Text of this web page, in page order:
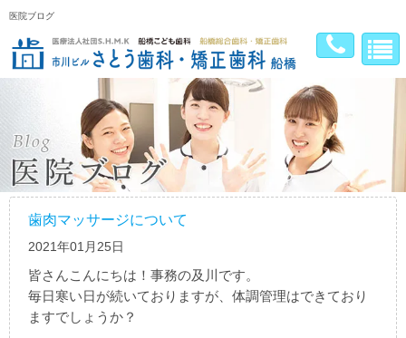
医院ブログ
歯肉マッサージについて
2021年01月25日
皆さんこんにちは！事務の及川です。
毎日寒い日が続いておりますが、体調管理はできており
ますでしょうか？